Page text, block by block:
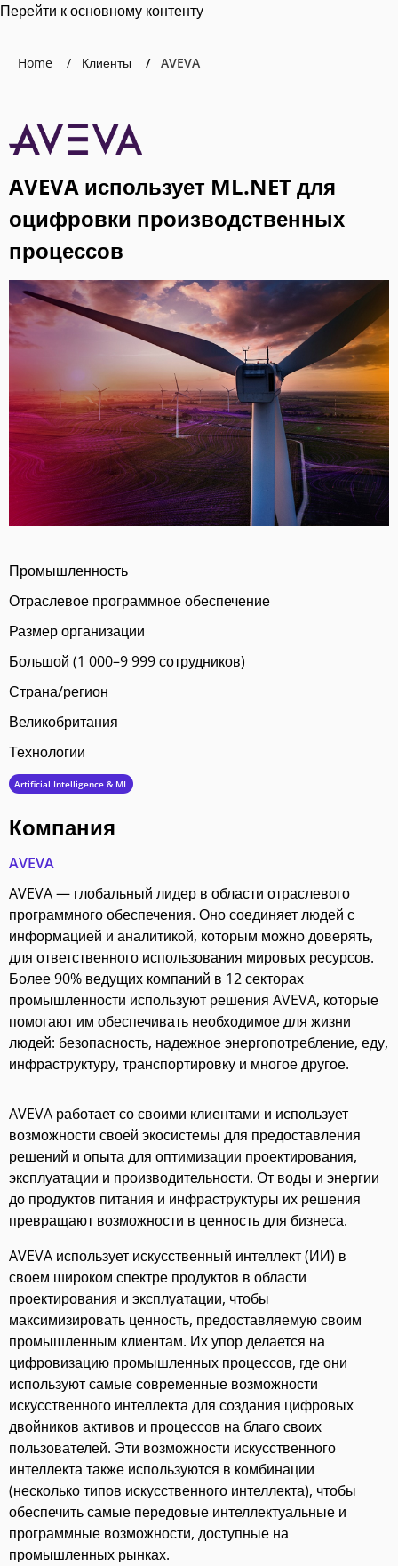
Перейти к основному контенту
Home Клиенты AVEVA
AVEVA использует ML.NET для
оцифровки производственных
процессов
Промышленность
Отраслевое программное обеспечение
Размер организации
Большой (1 000–9 999 сотрудников)
Страна/регион
Великобритания
Технологии
Artificial Intelligence & ML
Компания
AVEVA
AVEVA — глобальный лидер в области отраслевого
программного обеспечения. Оно соединяет людей с
информацией и аналитикой, которым можно доверять,
для ответственного использования мировых ресурсов.
Более 90% ведущих компаний в 12 секторах
промышленности используют решения AVEVA, которые
помогают им обеспечивать необходимое для жизни
людей: безопасность, надежное энергопотребление, еду,
инфраструктуру, транспортировку и многое другое.
AVEVA работает со своими клиентами и использует
возможности своей экосистемы для предоставления
решений и опыта для оптимизации проектирования,
эксплуатации и производительности. От воды и энергии
до продуктов питания и инфраструктуры их решения
превращают возможности в ценность для бизнеса.
AVEVA использует искусственный интеллект (ИИ) в
своем широком спектре продуктов в области
проектирования и эксплуатации, чтобы
максимизировать ценность, предоставляемую своим
промышленным клиентам. Их упор делается на
цифровизацию промышленных процессов, где они
используют самые современные возможности
искусственного интеллекта для создания цифровых
двойников активов и процессов на благо своих
пользователей. Эти возможности искусственного
интеллекта также используются в комбинации
(несколько типов искусственного интеллекта), чтобы
обеспечить самые передовые интеллектуальные и
программные возможности, доступные на
промышленных рынках.